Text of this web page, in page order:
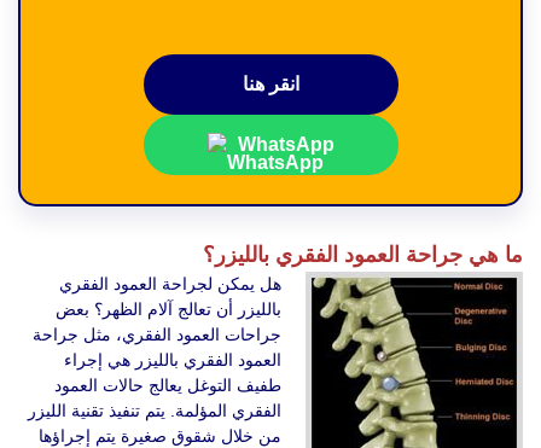
انقر هنا
WhatsApp
ما هي جراحة العمود الفقري بالليزر؟
هل يمكن لجراحة العمود الفقري
بالليزر أن تعالج آلام الظهر؟ بعض
جراحات العمود الفقري، مثل جراحة
العمود الفقري بالليزر هي إجراء
طفيف التوغل يعالج حالات العمود
الفقري المؤلمة. يتم تنفيذ تقنية الليزر
من خلال شقوق صغيرة يتم إجراؤها